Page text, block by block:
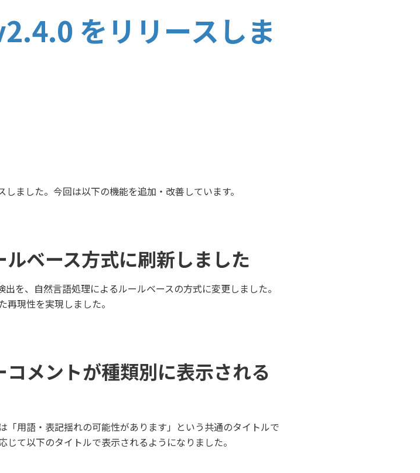
をリリースしま
ました。今回は以下の機能を追加・改善しています。
ベース方式に刷新しました
を、自然言語処理によるルールベースの方式に変更しました。
現性を実現しました。
メントが種類別に表示される
「用語・表記揺れの可能性があります」という共通のタイトルで
て以下のタイトルで表示されるようになりました。